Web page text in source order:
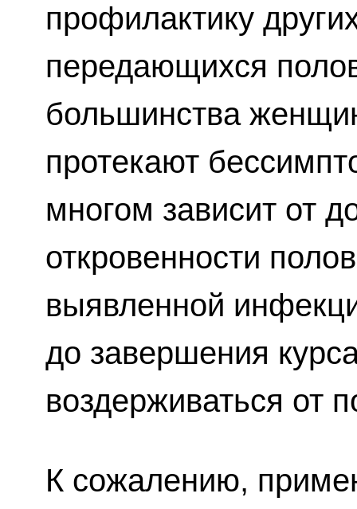
профилактику
передающихся
большинства
протекают
многом зависит от
откровенности
выявленной
до завершения
воздерживаться от
К сожалению,